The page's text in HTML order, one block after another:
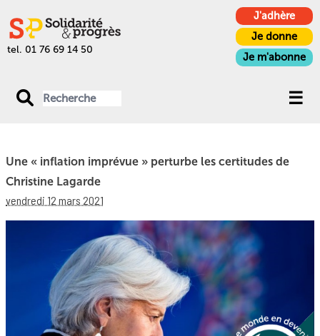
tel. 01 76 69 14 50
J'adhère
Je donne
Je m'abonne
Une « inflation imprévue » perturbe les certitudes de
Christine Lagarde
vendredi 12 mars 2021